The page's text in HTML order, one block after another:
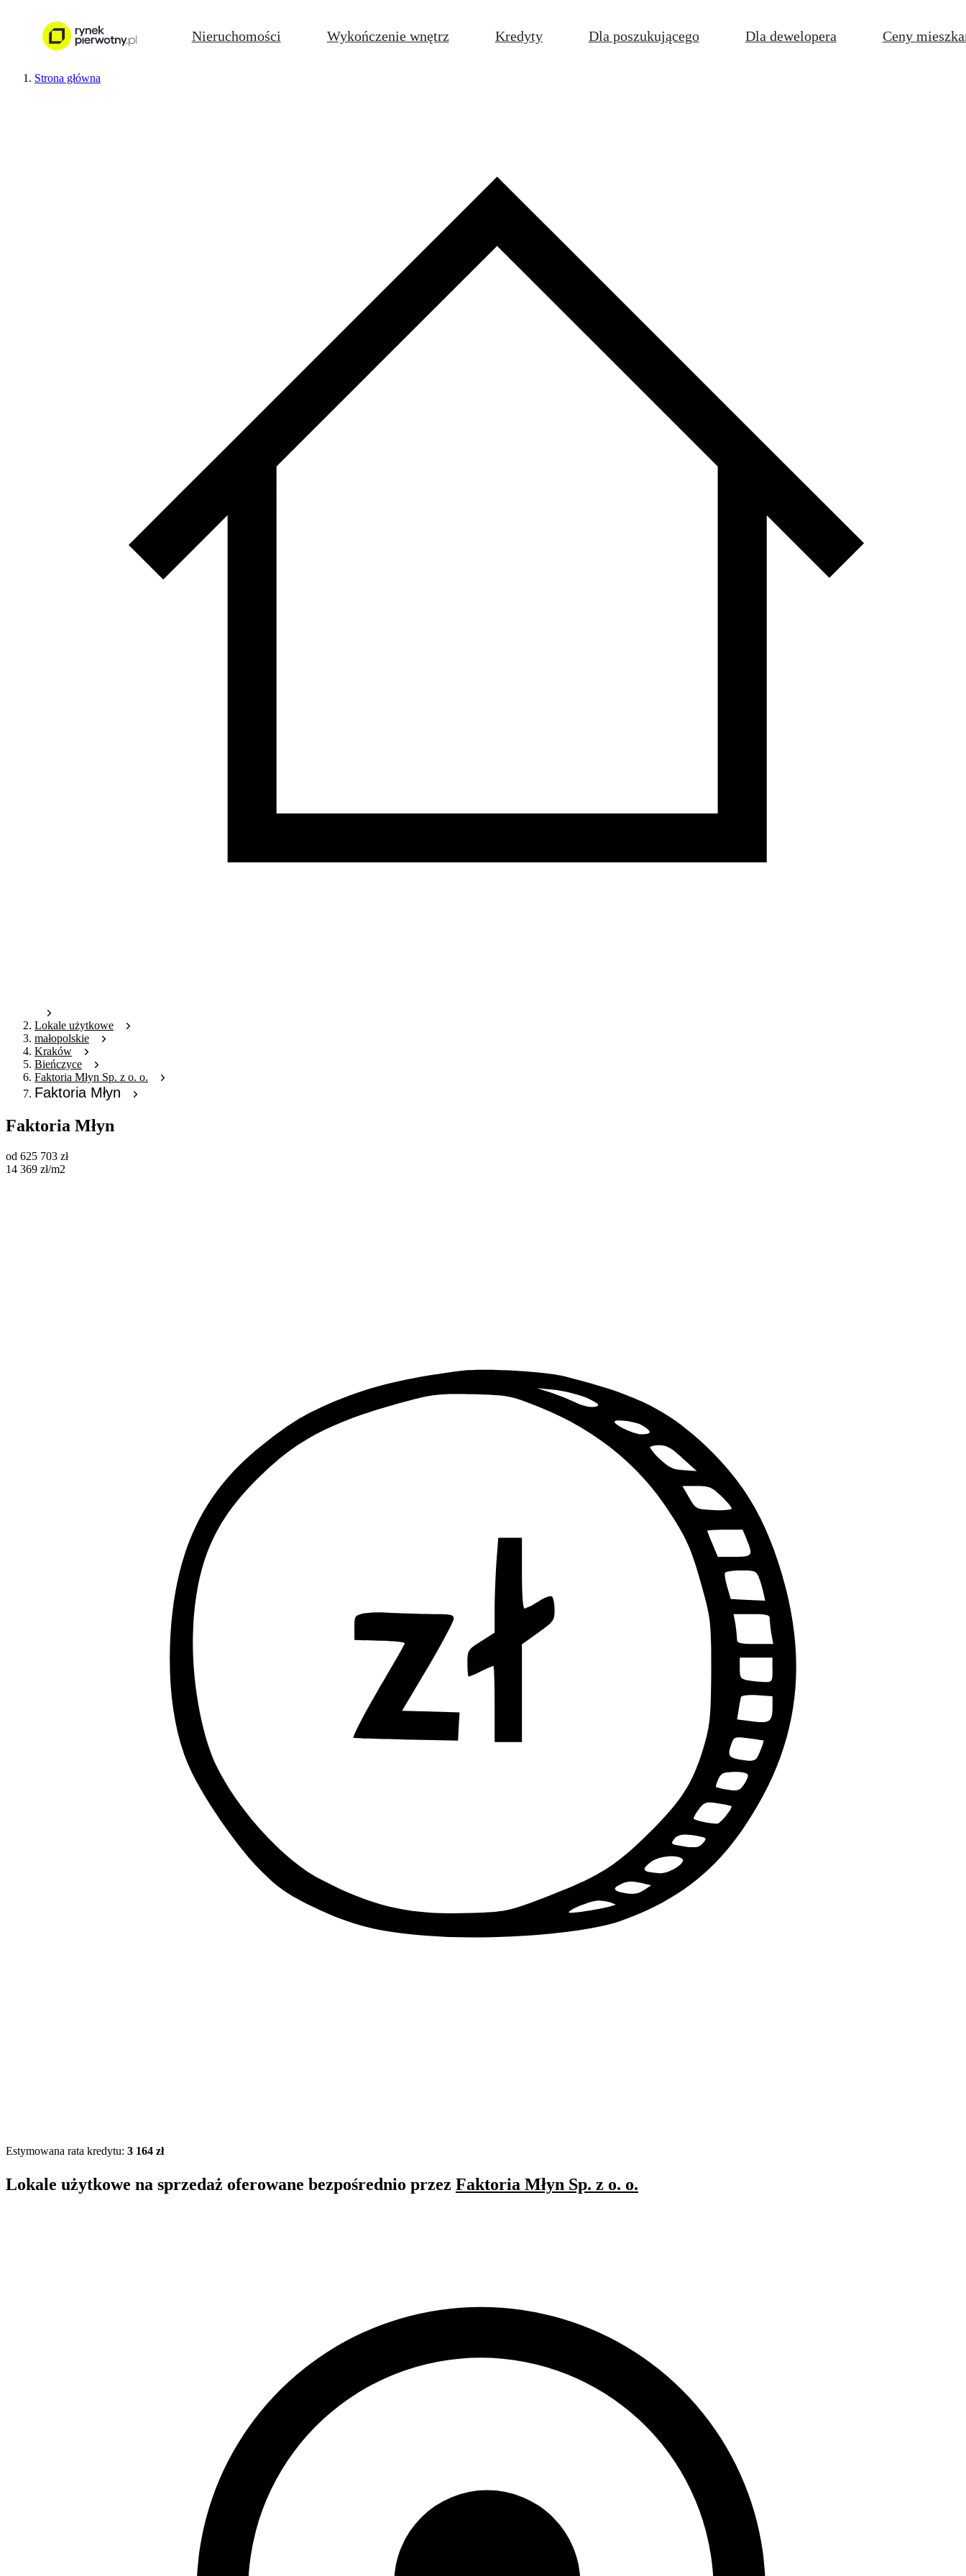
Nieruchomości Wykończenie wnętrz Kredyty Dla poszukującego Dla dewelopera Ceny
Strona główna
Lokale użytkowe
małopolskie
Kraków
Bieńczyce
Faktoria Młyn Sp. z o. o.
Faktoria Młyn
Faktoria Młyn
od 625 703 zł
14 369 zł/m2
Estymowana rata kredytu: 3 164 zł
Lokale użytkowe na sprzedaż oferowane bezpośrednio przez Faktoria Młyn Sp. z o. o.